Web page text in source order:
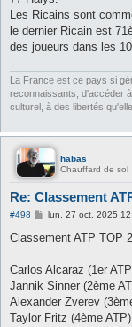
Les Ricains sont
le dernier Ricain est
des joueurs dans les
La France est ce pays si
reconnaissants, d'accéder
culturel, à des libertés
habas
Chauffard de sol
Re: Classement
#498
M
s
g
lun. 27 oct. 2025
Classement ATP TOP
Carlos Alcaraz (1er
Jannik Sinner (2ème
Alexander Zverev
Taylor Fritz (4ème ATP)